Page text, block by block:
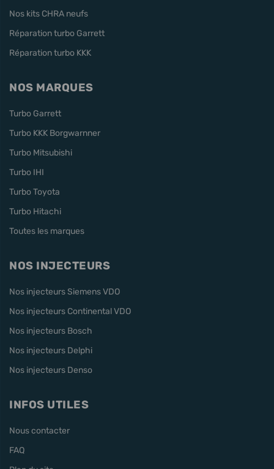
Nos kits CHRA neufs
Réparation turbo Garrett
Réparation turbo KKK
NOS MARQUES
Turbo Garrett
Turbo KKK Borgwarnner
Turbo Mitsubishi
Turbo IHI
Turbo Toyota
Turbo Hitachi
Toutes les marques
NOS INJECTEURS
Nos injecteurs Siemens VDO
Nos injecteurs Continental VDO
Nos injecteurs Bosch
Nos injecteurs Delphi
Nos injecteurs Denso
INFOS UTILES
Nous contacter
FAQ